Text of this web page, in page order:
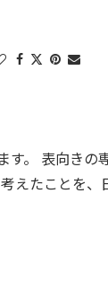
す。 表向きの
えたことを